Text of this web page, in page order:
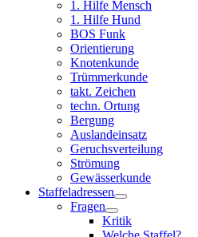
1. Hilfe Mensch
1. Hilfe Hund
BOS Funk
Orientierung
Knotenkunde
Trümmerkunde
takt. Zeichen
techn. Ortung
Bergung
Auslandeinsatz
Geruchsverteilung
Strömung
Gewässerkunde
Staffeladressen
Fragen
Kritik